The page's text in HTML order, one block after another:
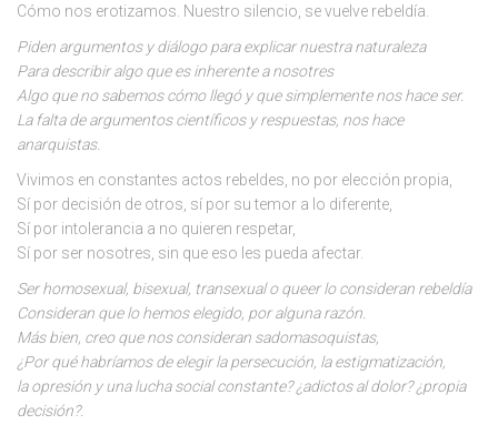
Cómo nos erotizamos. Nuestro silencio, se vuelve rebeldía.
Piden argumentos y diálogo para explicar nuestra naturaleza
Para describir algo que es inherente a nosotres
Algo que no sabemos cómo llegó y que simplemente nos hace ser.
La falta de argumentos científicos y respuestas, nos hace
anarquistas.
Vivimos en constantes actos rebeldes, no por elección propia,
Sí por decisión de otros, sí por su temor a lo diferente,
Sí por intolerancia a no quieren respetar,
Sí por ser nosotres, sin que eso les pueda afectar.
Ser homosexual, bisexual, transexual o queer lo consideran rebeldía
Consideran que lo hemos elegido, por alguna razón.
Más bien, creo que nos consideran sadomasoquistas,
¿Por qué habríamos de elegir la persecución, la estigmatización,
la opresión y una lucha social constante? ¿adictos al dolor? ¿propia
decisión?.